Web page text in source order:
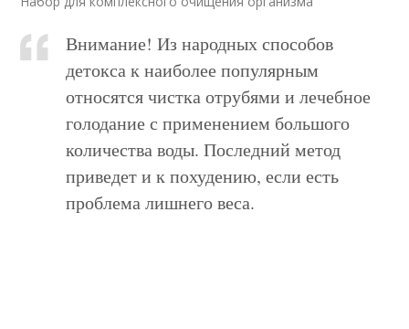
Внимание! Из народных способов
детокса к наиболее популярным
относятся чистка отрубями и лечебное
голодание с применением большого
количества воды. Последний метод
приведет и к похудению, если есть
проблема лишнего веса.